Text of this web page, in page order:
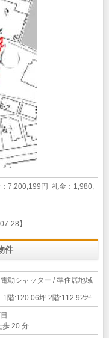
7,200,199円 礼金：1,980,
28】
件
シャッター / 準住居地域
1階:120.06坪 2階:112.92坪
20 分